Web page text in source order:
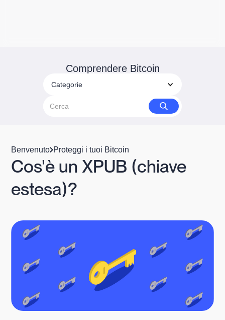
Comprendere Bitcoin
Categorie
Benvenuto Proteggi i tuoi Bitcoin
Cos'è un XPUB (chiave
estesa)?